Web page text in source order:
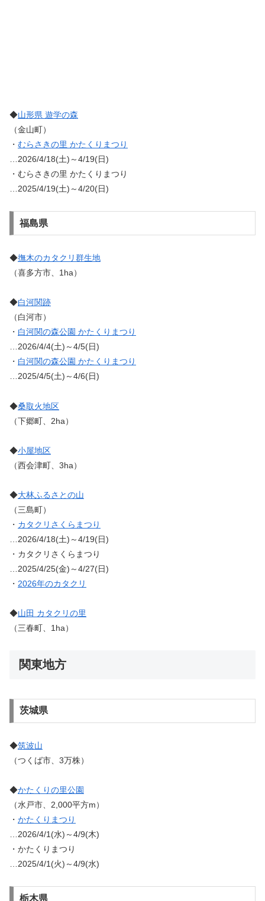
◆山形県 遊学の森
（金山町）
・ むらさきの里 かたくりまつり
…2026/4/18(土)～4/19(日)
・むらさきの里 かたくりまつり
…2025/4/19(土)～4/20(日)
福島県
◆撫木のカタクリ群生地
（喜多方市、1ha）
◆白河関跡
（白河市）
・ 白河関の森公園 かたくりまつり
…2026/4/4(土)～4/5(日)
・ 白河関の森公園 かたくりまつり
…2025/4/5(土)～4/6(日)
◆桑取火地区
（下郷町、2ha）
◆小屋地区
（西会津町、3ha）
◆大林ふるさとの山
（三島町）
・ カタクリさくらまつり
…2026/4/18(土)～4/19(日)
・カタクリさくらまつり
…2025/4/25(金)～4/27(日)
・ 2026年のカタクリ
◆山田 カタクリの里
（三春町、1ha）
関東地方
茨城県
◆筑波山
（つくば市、3万株）
◆かたくりの里公園
（水戸市、2,000平方m）
・ かたくりまつり
…2026/4/1(水)～4/9(木)
・かたくりまつり
…2025/4/1(火)～4/9(水)
栃木県